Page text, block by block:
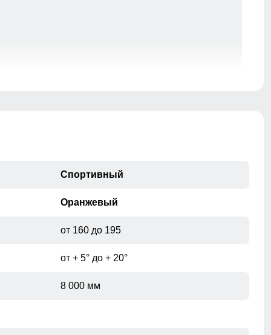
Спортивный
Оранжевый
от 160 до 195
от + 5° до + 20°
8 000 мм